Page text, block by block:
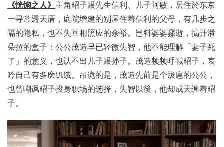
《恍惚之人》 主角昭子跟先生信利、儿子阿敏，居住於东京
一寻常透天厝，庭院增建的别屋住着信利的父母，有几步之
隔的隐私，也不失互相照应的余裕。岂料婆婆骤逝，揭开潘
朵拉的盒子：公公茂造早已轻微失智，他不能理解「妻子死
了」的意义，也认不出儿子跟孙子。茂造频频呼喊昭子，哀
吟自己有多麽饥饿。吊诡的是，茂造先前是个跋扈的公公，
也曾嘲讽昭子投身职场的选择，失智以後，他却成天缠着昭
子。